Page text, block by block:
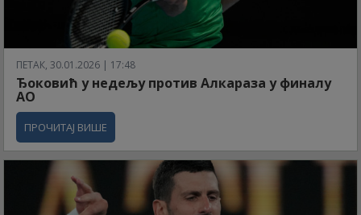
ПЕТАК, 30.01.2026 | 17:48
Ђоковић у недељу против Алкараза у финалу
АО
ПРОЧИТАЈ ВИШЕ